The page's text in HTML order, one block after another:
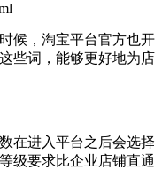
，淘宝平台官方也开
些词，能够更好地为店
进入平台之后会选择
级要求比企业店铺直通